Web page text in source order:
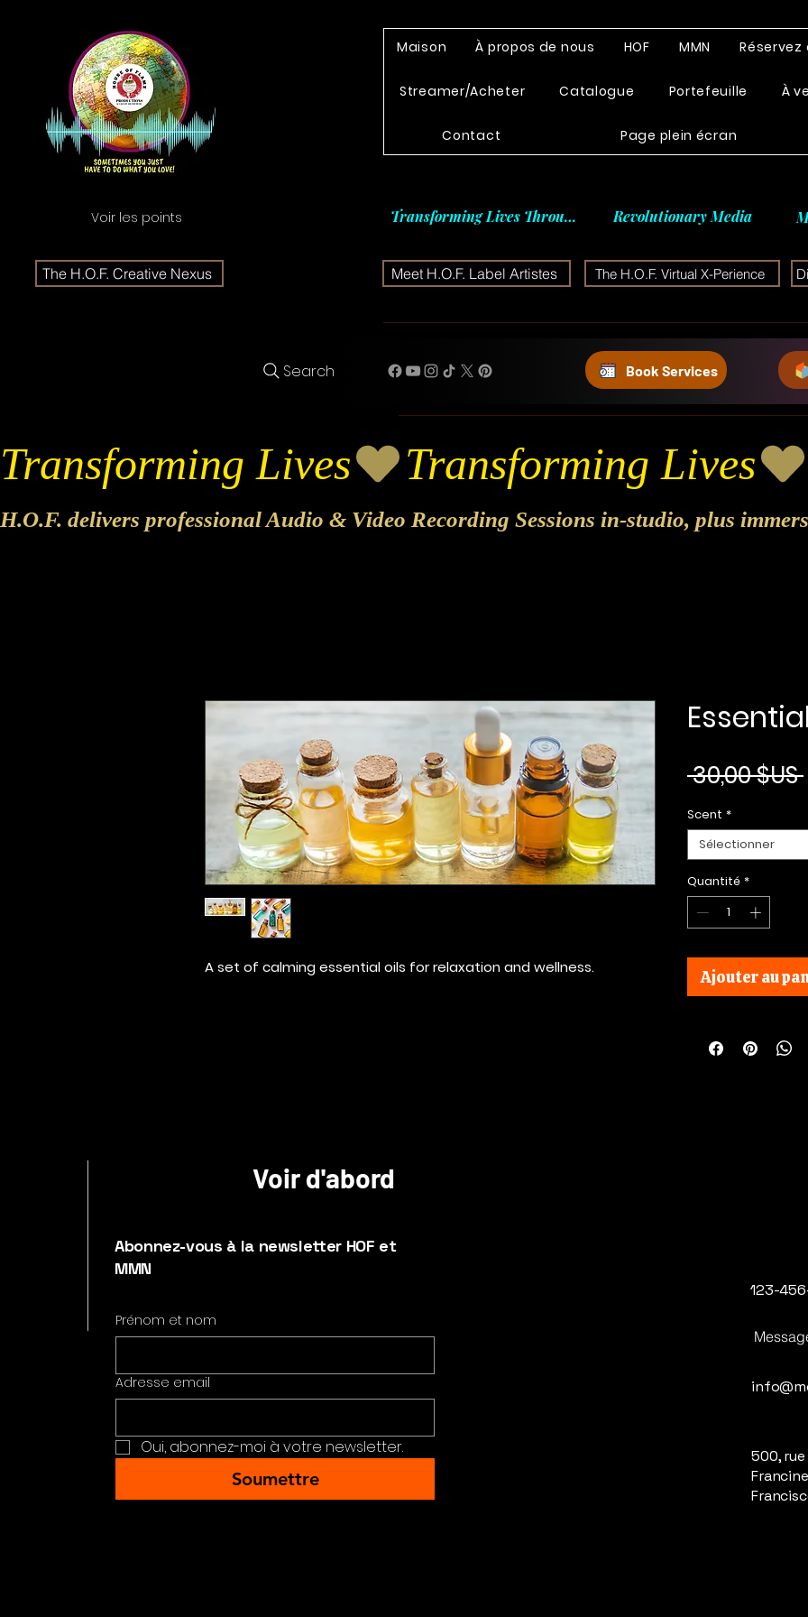
Voir les points
The H.O.F. Creative Nexus
Maison À propos de nous HOF MMN Réservez
Streamer/Acheter Catalogue Portefeuille À
Contact Page plein écran
Transforming Lives Through Revolutionary Media
Meet H.O.F. Label Artistes The H.O.F. Virtual X-Perience
Search Book Services
Transforming Lives
H.O.F. delivers professional Audio & Video Recording Sessions in-studio, plus
A set of calming essential oils for relaxation and wellness.
30,00 $US
Scent *
Sélectionner
Quantité *
Ajouter au
Abonnez-vous à la newsletter HOF et
MMN
Prénom et nom
Adresse email
Oui, abonnez-moi à votre newsletter.
Soumettre
123-
500,
Voir d'abord